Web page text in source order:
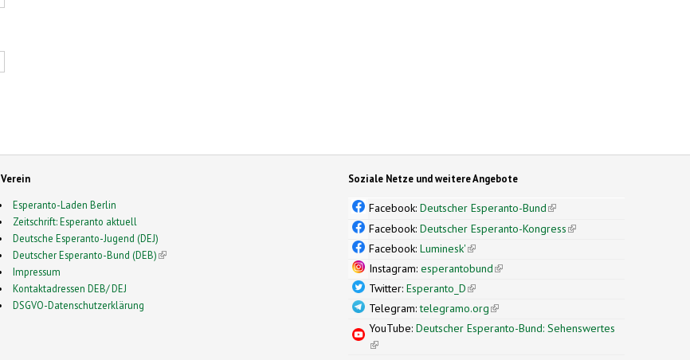
Verein
Esperanto-Laden Berlin
Zeitschrift: Esperanto aktuell
Deutsche Esperanto-Jugend (DEJ)
Deutscher Esperanto-Bund (DEB)(link is external)
Impressum
Kontaktadressen DEB/ DEJ
DSGVO-Datenschutzerklärung
Soziale Netze und weitere Angebote
Facebook:Deutscher Esperanto-Bund(link is external)
Facebook:Deutscher Esperanto-Kongress(link is external)
Facebook:Luminesk'(link is external)
Instagram:esperantobund(link is external)
Twitter:Esperanto_D(link is external)
Telegram:telegramo.org(link is external)
YouTube:Deutscher Esperanto-Bund: Sehenswertes
(link is external)